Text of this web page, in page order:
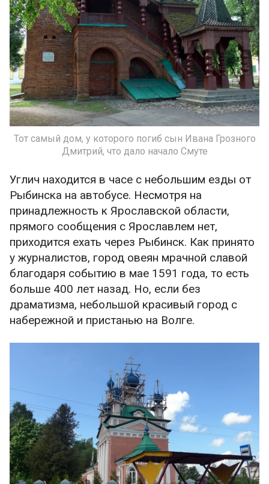
Тот самый дом, у которого погиб сын Ивана Грозного
Дмитрий, что дало начало Смуте
Углич находится в часе с небольшим езды от
Рыбинска на автобусе. Несмотря на
принадлежность к Ярославской области,
прямого сообщения с Ярославлем нет,
приходится ехать через Рыбинск. Как принято
у журналистов, город овеян мрачной славой
благодаря событию в мае 1591 года, то есть
больше 400 лет назад. Но, если без
драматизма, небольшой красивый город с
набережной и пристанью на Волге.